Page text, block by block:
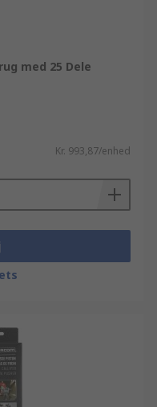
med 25 Dele
Kr. 993,87/enhed